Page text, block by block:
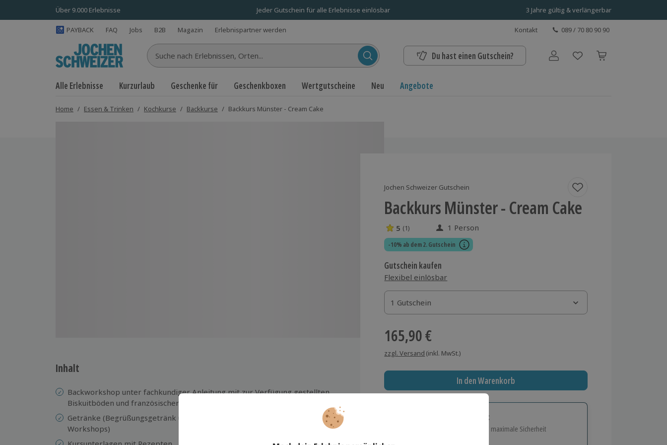
Über 9.000 Erlebnisse Jeder Gutschein für alle Erlebnisse einlösbar 3 Jahre gültig & verlängerbar
PAYBACK FAQ Jobs B2B Magazin Erlebnispartner werden Kontakt 089 / 70 80 90 90
Suche nach Erlebnissen... Du hast einen Gutschein? Benutzerkonto
Alle Erlebnisse Kurzurlaub Geschenke für Geschenkboxen Wertgutscheine Neu Angebote
Home / Essen & Trinken / Kochkurse / Backkurse / Backkurs Münster - Cream Cake
Jochen Schweizer Gutschein
Backkurs Münster - Cream Cake
5 Sterne von 5 aus 1 Bewertungen
5 (1) 1 Person
-10% ab dem 2. Gutschein
Gutschein kaufen
Flexibel einlösbar
1 Gutschein
1 Gutschein
1 Gutschein
165,90 €
zzgl. Versand (inkl. MwSt.)
In den Warenkorb
Immer das richtige Geschenk:
Große Auswahl, volle Flexibilität und maximale Sicherheit
Inhalt
Backworkshop unter fachkundiger Anleitung mit zur Verfügung gestellten
Biskuitböden und französischer Buttercreme
Getränke (Begrüßungsgetränk und verschiedene Kaltgetränke während des
Workshops)